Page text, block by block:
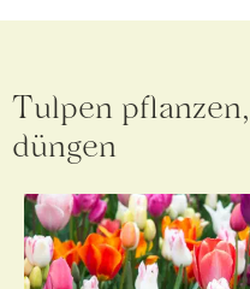
Tulpen
düngen